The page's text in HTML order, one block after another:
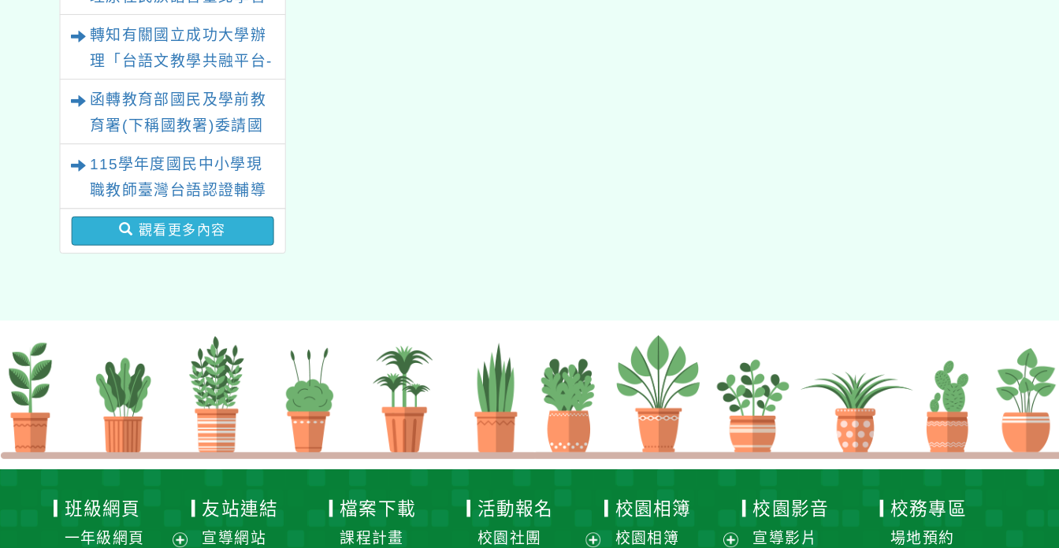
場」計畫
轉知有關國立成功大學辦
理「台語文教學共融平台-
教案暨教學示範徵件」活
動簡章
函轉教育部國民及學前教
育署(下稱國教署)委請國
立臺灣師範大學辦理
「115年『青年百億海外
圓夢基金計畫』海外翱翔
組G-4-6『健康學一下』
澳洲塔斯馬尼亞大學參訪
115學年度國民中小學現
職教師臺灣台語認證輔導
增能課程計畫
觀看更多內容
班級網頁
一年級網頁
友站連結
宣導網站
檔案下載
課程計畫
活動報名
校園社團
校園相簿
校園相簿
校園影音
宣導影片
校務專區
場地預約